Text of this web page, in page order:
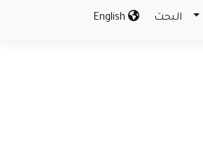
البحث